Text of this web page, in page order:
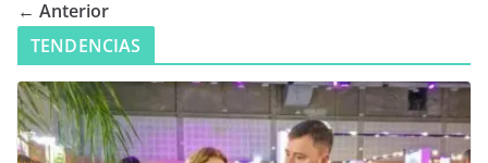
← Anterior
TENDENCIAS